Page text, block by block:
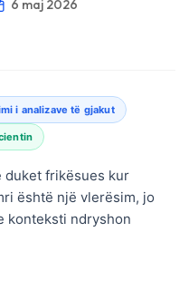
6 maj 2026
i analizave të gjakut
duket frikësues kur
është një vlerësim, jo
konteksti ndryshon